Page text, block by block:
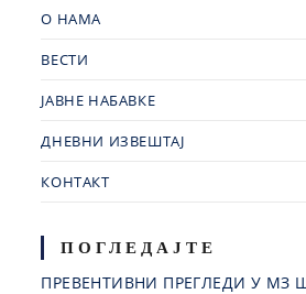
О НАМА
ВЕСТИ
ЈАВНЕ НАБАВКЕ
ДНЕВНИ ИЗВЕШТАЈ
КОНТАКТ
ПОГЛЕДАЈТЕ
ПРЕВЕНТИВНИ ПРЕГЛЕДИ У МЗ